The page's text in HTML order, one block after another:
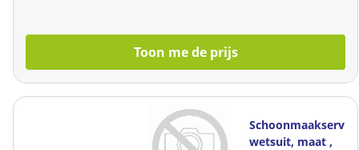
Toon me de prijs
Schoonmaakservice
wetsuit, maat ,